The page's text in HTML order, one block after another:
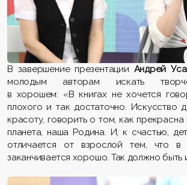
В завершение презентации Андрей
молодым авторам искать
в хорошем: «В книгах не хочется
плохого и так достаточно. Искусство
красоту, говорить о том, как
планета, наша Родина. И, к счастью,
отличается от взрослой тем, что в
заканчивается хорошо. Так должно быть